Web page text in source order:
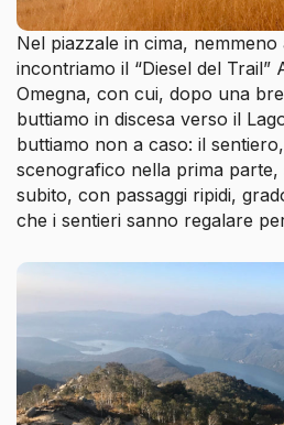
Nel piazzale in cima, nemmeno
incontriamo il “Diesel del Trail”
Omegna, con cui, dopo una
buttiamo in discesa verso il
buttiamo non a caso: il
scenografico nella prima parte,
subito, con passaggi ripidi,
che i sentieri sanno regalare